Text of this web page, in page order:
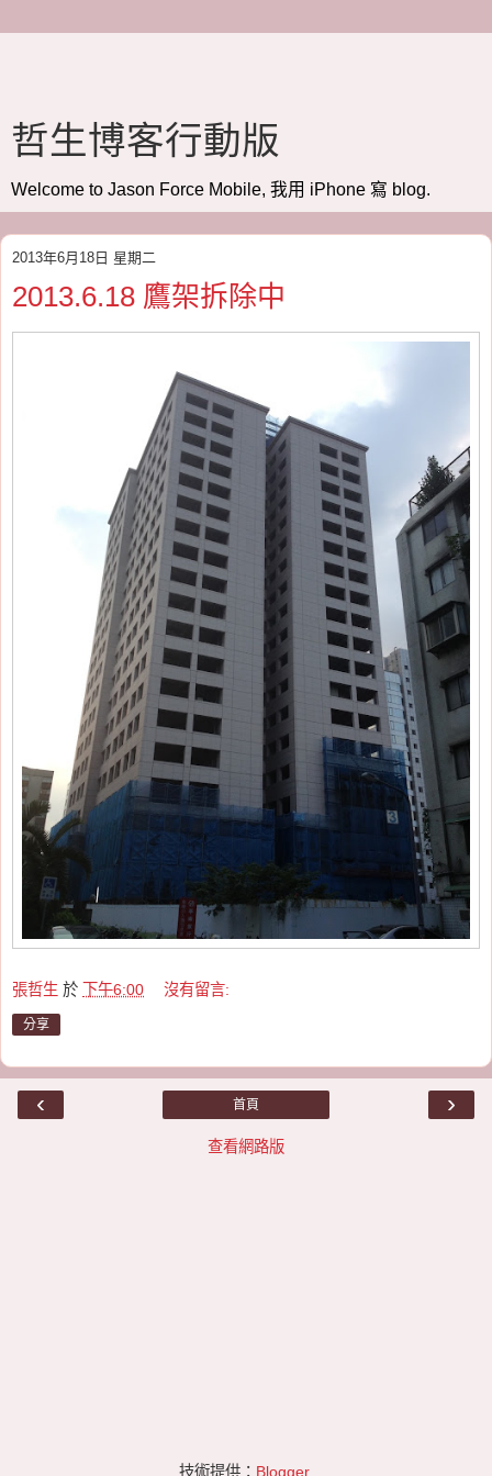
哲生博客行動版
Welcome to Jason Force Mobile, 我用 iPhone 寫 blog.
2013年6月18日 星期二
2013.6.18 鷹架拆除中
張哲生 於 下午6:00 沒有留言:
分享
‹ ›
首頁
查看網路版
技術提供： Blogger.